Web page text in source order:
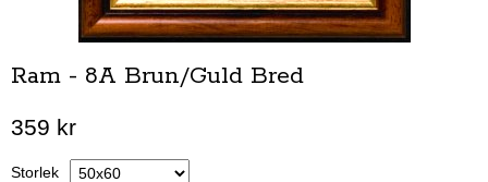
Ram - 8A Brun/Guld Bred
359 kr
Storlek